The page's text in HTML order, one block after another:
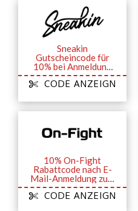
Sneakin
Gutscheincode für
10% bei Anmeldung
zum Newsletter
CODE ANZEIGN
10% On-Fight
Rabattcode nach E-
Mail-Anmeldung zum
Newsletter
CODE ANZEIGN